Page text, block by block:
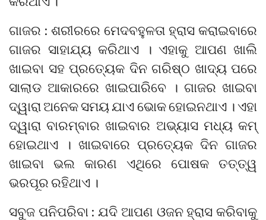
ଗାଜର : ଶରୀରରେ ମେଦବହୁଳତା ହ୍ରାସ କରାଇବାରେ
ଗାଜର ସାହାଯ୍ୟ କରିଥାଏ । ଏହାକୁ ଆପଣ ଖାଲି
ଖାଇବା ସହ ପ୍ରତ୍ୟେକ ଦିନ ଗରିଷ୍ଠ ଖାଦ୍ୟ ପରେ
ସାଲାଡ ଆକାରରେ ଖାଇପାରିବେ । ଗାଜର ଖାଇବା
ଦ୍ୱାରା ଅନେକ ସମୟ ଯାଏ ଭୋକ ହୋଇନଥାଏ । ଏହା
ଦ୍ୱାରା ବାରମ୍ବାର ଖାଇବାର ଅଭ୍ୟାସ ମଧ୍ୟ କମ୍
ହୋଇଥାଏ । ଖାଇବାରେ ପ୍ରତ୍ୟେକ ଦିନ ଗାଜର
ଖାଇବା ଭଲ କାରଣ ଏଥିରେ ପୋଷକ ତତ୍ତ୍ୱ
ଭରପୂର ରହିଥାଏ ।
ସବୁଜ ପନିପରିବା : ଯଦି ଆପଣ ଓଜନ ହ୍ରାସ କରିବାକୁ